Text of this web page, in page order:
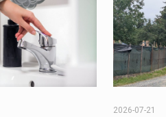
2026-07-21